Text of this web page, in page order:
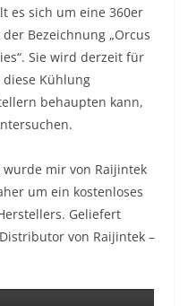
es sich um eine 360er
Bezeichnung „Orcus
Sie wird derzeit für
diese Kühlung
behaupten kann,
mir von Raijintek
um ein kostenloses
Geliefert
von Raijintek –